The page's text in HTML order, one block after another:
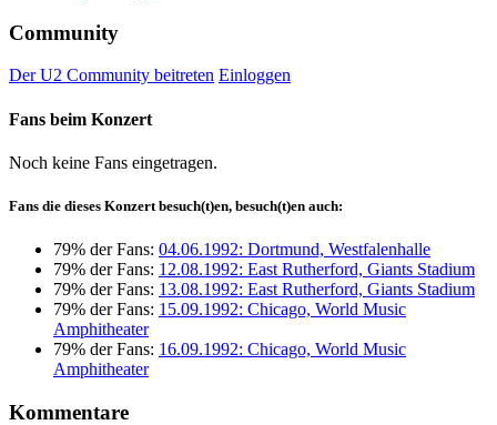
Community
Der U2 Community beitreten Einloggen
Fans beim Konzert
Noch keine Fans eingetragen.
Fans die dieses Konzert besuch(t)en, besuch(t)en auch:
79% der Fans: 04.06.1992: Dortmund, Westfalenhalle
79% der Fans: 12.08.1992: East Rutherford, Giants Stadium
79% der Fans: 13.08.1992: East Rutherford, Giants Stadium
79% der Fans: 15.09.1992: Chicago, World Music
Amphitheater
79% der Fans: 16.09.1992: Chicago, World Music
Amphitheater
Kommentare